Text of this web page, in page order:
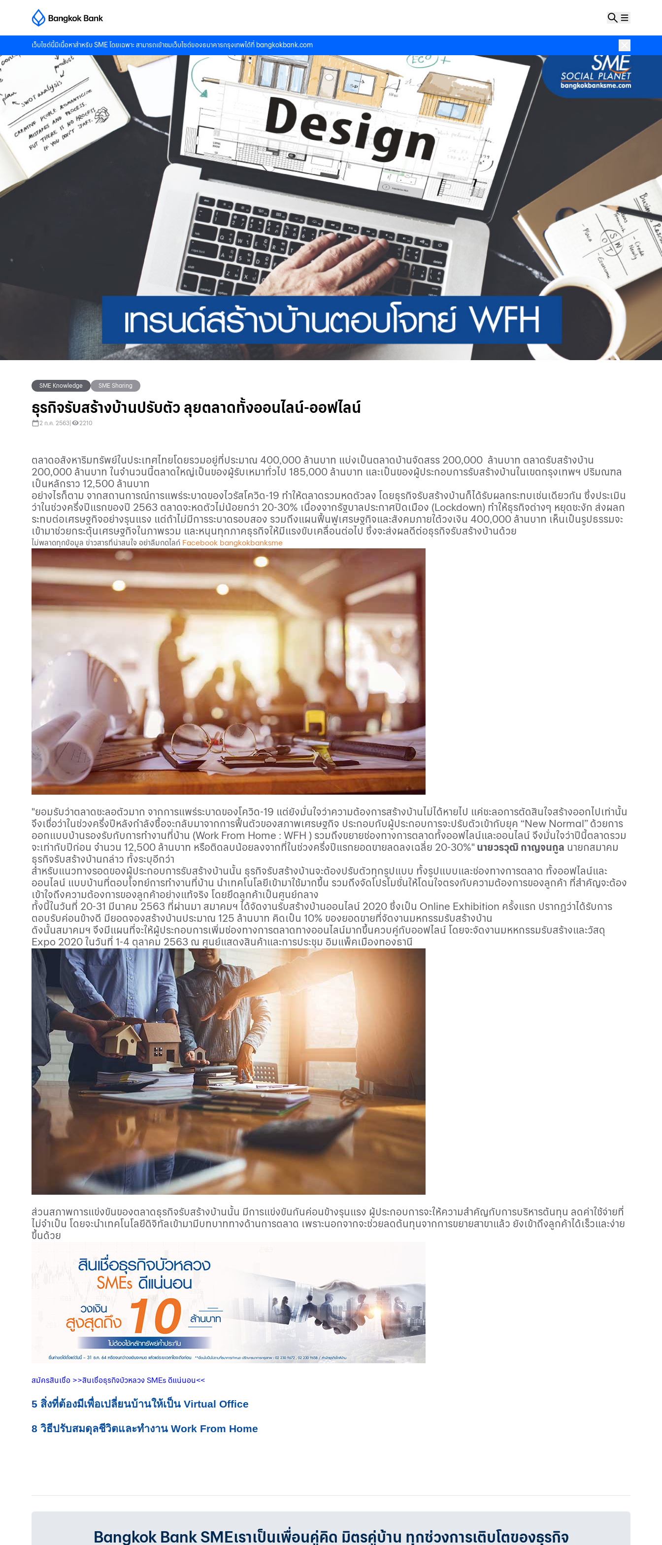
เว็บไซต์นี้มีเนื้อหาสำหรับ SME โดยเฉพาะ สามารถเข้าชมเว็บไซต์ของธนาคารกรุงเทพได้ที่ bangkokbank.com
SME Knowledge SME Sharing
ธุรกิจรับสร้างบ้านปรับตัว ลุยตลาดทั้งออนไลน์-ออฟไลน์
2 ก.ค. 2563 2210
ตลาดอสังหาริมทรัพย์ในประเทศไทยโดยรวมอยู่ที่ประมาณ 400,000 ล้านบาท แบ่งเป็นตลาดบ้านจัดสรร 200,000 ล้านบาท ตลาดรับสร้างบ้าน
200,000 ล้านบาท ในจำนวนนี้ตลาดใหญ่เป็นของผู้รับเหมาทั่วไป 185,000 ล้านบาท และเป็นของผู้ประกอบการรับสร้างบ้านในเขตกรุงเทพฯ ปริมณฑล
เป็นหลักราว 12,500 ล้านบาท
อย่างไรก็ตาม จากสถานการณ์การแพร่ระบาดของไวรัสโควิด-19 ทำให้ตลาดรวมหดตัวลง โดยธุรกิจรับสร้างบ้านก็ได้รับผลกระทบเช่นเดียวกัน ซึ่งประเมิน
ว่าในช่วงครึ่งปีแรกของปี 2563 ตลาดจะหดตัวไม่น้อยกว่า 20-30% เนื่องจากรัฐบาลประกาศปิดเมือง (Lockdown) ทำให้ธุรกิจต่างๆ หยุดชะงัก ส่งผลก
ระทบต่อเศรษฐกิจอย่างรุนแรง แต่ถ้าไม่มีการระบาดรอบสอง รวมถึงแผนฟื้นฟูเศรษฐกิจและสังคมภายใต้วงเงิน 400,000 ล้านบาท เห็นเป็นรูปธรรมจะ
เข้ามาช่วยกระตุ้นเศรษฐกิจในภาพรวม และหนุนทุกภาคธุรกิจให้มีแรงขับเคลื่อนต่อไป ซึ่งจะส่งผลดีต่อธุรกิจรับสร้างบ้านด้วย
ไม่พลาดทุกข้อมูล ข่าวสารที่น่าสนใจ อย่าลืมกดไลก์ Facebook bangkokbanksme
"ยอมรับว่าตลาดชะลอตัวมาก จากการแพร่ระบาดของโควิด-19 แต่ยังมั่นใจว่าความต้องการสร้างบ้านไม่ได้หายไป แค่ชะลอการตัดสินใจสร้างออกไปเท่านั้น
จึงเชื่อว่าในช่วงครึ่งปีหลังกำลังซื้อจะกลับมาจากการฟื้นตัวของสภาพเศรษฐกิจ ประกอบกับผู้ประกอบการจะปรับตัวเข้ากับยุค “New Normal” ด้วยการ
ออกแบบบ้านรองรับกับการทำงานที่บ้าน (Work From Home : WFH ) รวมถึงขยายช่องทางการตลาดทั้งออฟไลน์และออนไลน์ จึงมั่นใจว่าปีนี้ตลาดรวม
จะเท่ากับปีก่อน จำนวน 12,500 ล้านบาท หรือติดลบน้อยลงจากที่ในช่วงครึ่งปีแรกยอดขายลดลงเฉลี่ย 20-30%" นายวรวุฒิ กาญจนกูล นายกสมาคม
ธุรกิจรับสร้างบ้านกล่าว ทั้งระบุอีกว่า
สำหรับแนวทางรอดของผู้ประกอบการรับสร้างบ้านนั้น ธุรกิจรับสร้างบ้านจะต้องปรับตัวทุกรูปแบบ ทั้งรูปแบบและช่องทางการตลาด ทั้งออฟไลน์และ
ออนไลน์ แบบบ้านที่ตอบโจทย์การทำงานที่บ้าน นำเทคโนโลยีเข้ามาใช้มากขึ้น รวมถึงจัดโปรโมชั่นให้โดนใจตรงกับความต้องการของลูกค้า ที่สำคัญจะต้อง
เข้าใจถึงความต้องการของลูกค้าอย่างแท้จริง โดยยึดลูกค้าเป็นศูนย์กลาง
ทั้งนี้ในวันที่ 20-31 มีนาคม 2563 ที่ผ่านมา สมาคมฯ ได้จัดงานรับสร้างบ้านออนไลน์ 2020 ซึ่งเป็น Online Exhibition ครั้งแรก ปรากฏว่าได้รับการ
ตอบรับค่อนข้างดี มียอดจองสร้างบ้านประมาณ 125 ล้านบาท คิดเป็น 10% ของยอดขายที่จัดงานมหกรรมรับสร้างบ้าน
ดังนั้นสมาคมฯ จึงมีแผนที่จะให้ผู้ประกอบการเพิ่มช่องทางการตลาดทางออนไลน์มากขึ้นควบคู่กับออฟไลน์ โดยจะจัดงานมหหกรรมรับสร้างและวัสดุ
Expo 2020 ในวันที่ 1-4 ตุลาคม 2563 ณ ศูนย์แสดงสินค้าและการประชุม อิมแพ็คเมืองทองธานี
ส่วนสภาพการแข่งขันของตลาดธุรกิจรับสร้างบ้านนั้น มีการแข่งขันกันค่อนข้างรุนแรง ผู้ประกอบการจะให้ความสำคัญกับการบริหารต้นทุน ลดค่าใช้จ่ายที่
ไม่จำเป็น โดยจะนำเทคโนโลยีดิจิทัลเข้ามามีบทบาททางด้านการตลาด เพราะนอกจากจะช่วยลดต้นทุนจากการขยายสาขาแล้ว ยังเข้าถึงลูกค้าได้เร็วและง่าย
ขึ้นด้วย
สมัครสินเชื่อ >>สินเชื่อธุรกิจบัวหลวง SMEs ดีแน่นอน<<
5 สิ่งที่ต้องมีเพื่อเปลี่ยนบ้านให้เป็น Virtual Office
8 วิธีปรับสมดุลชีวิตและทำงาน Work From Home
Bangkok Bank SMEเราเป็นเพื่อนคู่คิด มิตรคู่บ้าน ทุกช่วงการเติบโตของธุรกิจ